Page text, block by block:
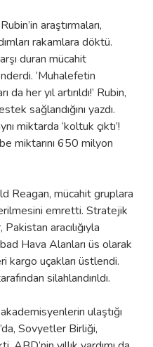
araştırmaları,
rakamlara döktü.
duran mücahit
‘Muhalefetin
her yıl artırıldı!’ Rubin,
sağlandığını yazdı.
miktarda ‘koltuk çıktı’!
miktarını 650 milyon
Reagan, mücahit gruplara
emretti. Stratejik
aracılığıyla
Hava Alanları üs olarak
kargo uçakları üstlendi.
silahlandırıldı.
ulaştığı
Sovyetler Birliği,